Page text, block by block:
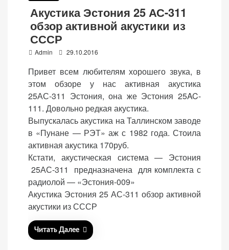
Акустика Эстония 25 АС-311
обзор активной акустики из
СССР
Admin
s
t
e
d
o
n
29.10.2016
Привет всем любителям хорошего звука, в
этом обзоре у нас активная акустика
25АС-311 Эстония, она же Эстония 25AC-
111. Довольно редкая акустика.
Выпускалась акустика на Таллинском заводе
в «Пунане — РЭТ» аж с 1982 года. Стоила
активная акустика 170руб.
Кстати, акустическая система — Эстония
25АС-311 предназначена для комплекта с
радиолой — «Эстония-009»
Акустика Эстония 25 АС-311 обзор активной
акустики из СССР
Читать Далее